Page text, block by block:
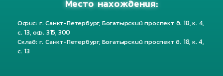
Место нахождения:
Офис: г. Санкт-Петербург, Богатырский проспект д. 18, к. 4,
с. 13, оф. 315, 300
Склад: г. Санкт-Петербург, Богатырский проспект д. 18, к. 4,
с. 13